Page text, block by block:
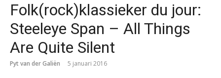
Folk(rock)klassieker du jour:
Steeleye Span – All Things
Are Quite Silent
Pyt van der Galiën 5 januari 2016